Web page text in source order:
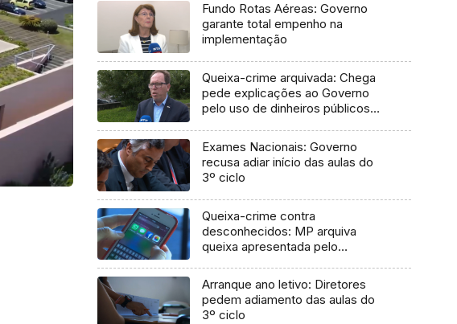
Fundo Rotas Aéreas: Governo
garante total empenho na
implementação
Queixa-crime arquivada: Chega
pede explicações ao Governo
pelo uso de dinheiros públicos
Exames Nacionais: Governo
recusa adiar início das aulas do
3º ciclo
Queixa-crime contra
desconhecidos: MP arquiva
queixa apresentada pelo
Arranque ano letivo: Diretores
pedem adiamento das aulas do
3º ciclo